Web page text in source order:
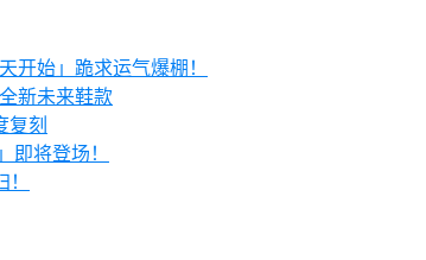
开始」跪求运气爆棚！
新未来鞋款
复刻
即将登场！